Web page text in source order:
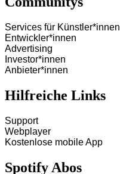
Services für Künstler*innen
Entwickler*innen
Advertising
Investor*innen
Anbieter*innen
Hilfreiche Links
Support
Webplayer
Kostenlose mobile App
Spotify Abos